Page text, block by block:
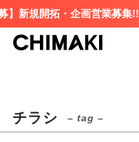
募】新規開拓・企画営業募集!!
チラシ – tag –